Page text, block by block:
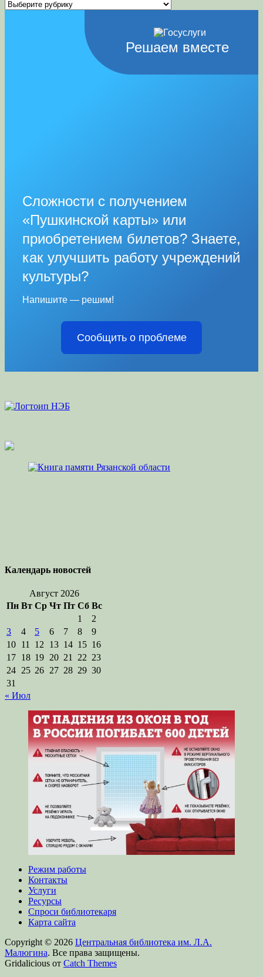
Рубрики
Решаем вместе
Сложности с получением
«Пушкинской карты» или
приобретением билетов? Знаете,
как улучшить работу учреждений
культуры?
Напишите — решим!
Сообщить о проблеме
Календарь новостей
Август 2026
Пн Вт Ср Чт Пт Сб Вс
1
2
3
4 5 6 7 8
9
10 11 12 13 14 15 16
17 18 19 20 21 22 23
24 25 26 27 28 29 30
31
« Июл
Режим работы
Контакты
Услуги
Ресурсы
Спроси библиотекаря
Карта сайта
Copyright © 2026 Центральная библиотека им. Л.А.
Малюгина. Все права защищены.
Gridalicious от Catch Themes